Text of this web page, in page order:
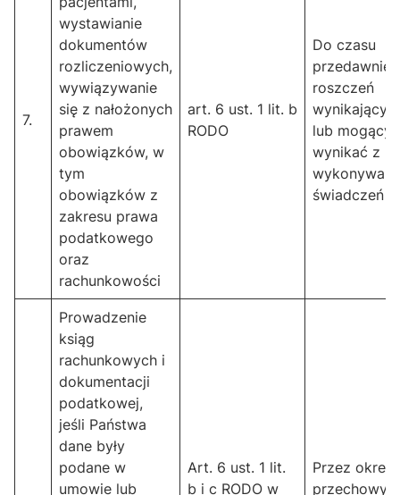
7.
wystawianie
dokumentów
rozliczeniowych,
wywiązywanie
się z nałożonych
prawem
obowiązków, w
tym
obowiązków z
zakresu prawa
podatkowego
oraz
rachunkowości
art. 6 ust. 1 lit. b
RODO
Do czasu
roszczeń
lub
wynikać z
świadczeń
Prowadzenie
ksiąg
rachunkowych i
dokumentacji
podatkowej,
jeśli Państwa
dane były
podane w
umowie lub
Art. 6 ust. 1 lit.
b i c RODO w
Przez okres